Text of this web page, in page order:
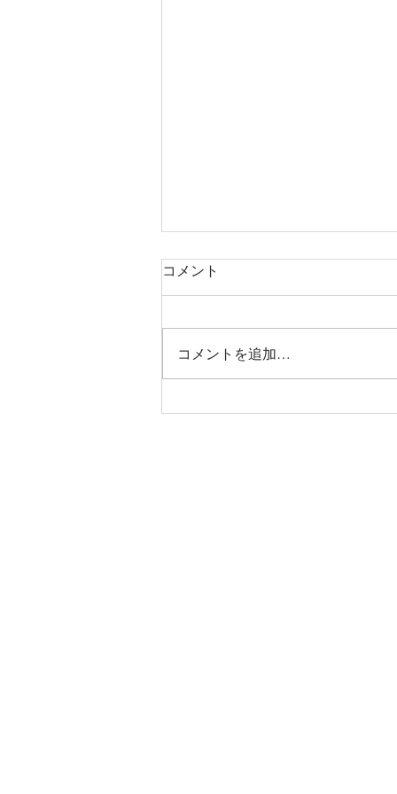
烏丸御池個室美容院＊ツート
コメント
コメントを追加…